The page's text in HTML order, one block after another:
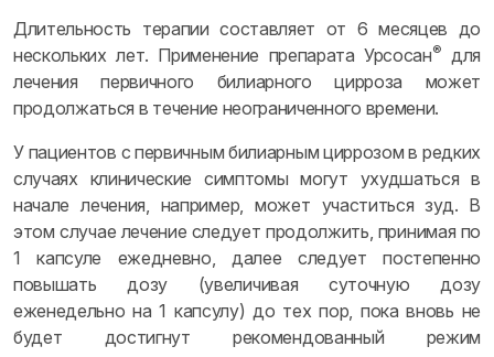
Длительность терапии составляет от 6 месяцев до
нескольких лет. Применение препарата Урсосан® для
лечения первичного билиарного цирроза может
продолжаться в течение неограниченного времени.
У пациентов с первичным билиарным циррозом в редких
случаях клинические симптомы могут ухудшаться в
начале лечения, например, может участиться зуд. В
этом случае лечение следует продолжить, принимая по
1 капсуле ежедневно, далее следует постепенно
повышать дозу (увеличивая суточную дозу
еженедельно на 1 капсулу) до тех пор, пока вновь не
будет достигнут рекомендованный режим